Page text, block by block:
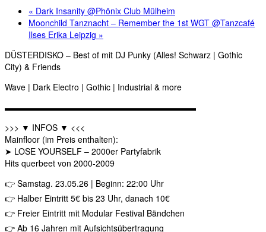
« Dark Insanity @Phönix Club Mülheim
Moonchild Tanznacht – Remember the 1st WGT @Tanzcafé
Ilses Erika Leipzig »
DÜSTERDISKO – Best of mit DJ Punky (Alles! Schwarz | Gothic
City) & Friends
Wave | Dark Electro | Gothic | Industrial & more
▬▬▬▬▬▬▬▬▬▬▬▬▬▬▬▬▬▬▬▬▬▬▬
>>> ▼ INFOS ▼ <<<
Mainfloor (im Preis enthalten):
➤ LOSE YOURSELF – 2000er Partyfabrik
Hits querbeet von 2000-2009
👉 Samstag. 23.05.26 | Beginn: 22:00 Uhr
👉 Halber Eintritt 5€ bis 23 Uhr, danach 10€
👉 Freier Eintritt mit Modular Festival Bändchen
👉 Ab 16 Jahren mit Aufsichtsübertragung